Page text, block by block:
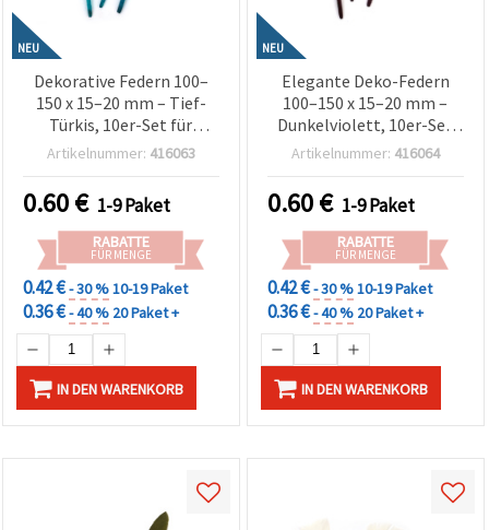
NEU
Dekorative Federn 100–
150 x 15–20 mm – Tief-
Türkis, 10er-Set für
maritime Bastelideen,
Projekte
Artikelnummer: 416063
0.60€ 1-9 Paket
RABATTE
FÜR MENGE
0.42 €- 30 %10-19 Paket
0.36 €- 40 % 20 Paket +
IN DEN WARENKORB
NEU
Elegante Deko-Federn
100–150 x 15–20 mm –
Dunkelviolett, 10er-Set
für Basteln,
Dekoration & festliche
Kreationen
Artikelnummer: 416064
0.60€ 1-9 Paket
RABATTE
FÜR MENGE
0.42 €- 30 %10-19 Paket
0.36 €- 40 % 20 Paket +
IN DEN WARENKORB